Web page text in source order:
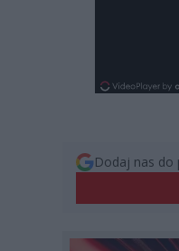
Dodaj nas do